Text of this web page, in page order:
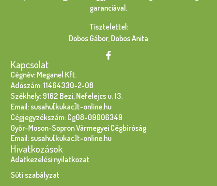
garanciával.
Tisztelettel:
Dobos Gábor, Dobos Anita
Kapcsolat
Cégnév: Meganel Kft.
Adószám: 11464330-2-08
Székhely: 9162 Bezi, Nefelejcs u. 13.
Email: susahu[kukac]t-online.hu
Cégjegyzékszám: Cg08-09006349
Győr-Moson-Sopron Vármegyei Cégbíróság
Email: susahu[kukac]t-online.hu
Hivatkozások
Adatkezelési nyilatkozat
Süti szabályzat